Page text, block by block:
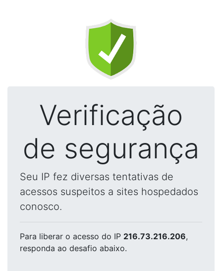
Verificação
de segurança
Seu IP fez diversas tentativas de
acessos suspeitos a sites hospedados
conosco.
Para liberar o acesso do IP 216.73.216.206,
responda ao desafio abaixo.